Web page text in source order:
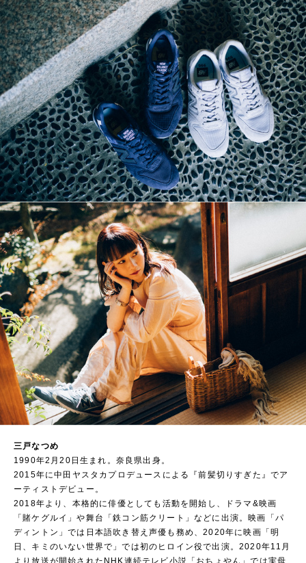
三戸なつめ
1990年2月20日生まれ。奈良県出身。
2015年に中田ヤスタカプロデュースによる『前髪切りすぎた』でア
ーティストデビュー。
2018年より、本格的に俳優としても活動を開始し、ドラマ&映画
「賭ケグルイ」や舞台「鉄コン筋クリート」などに出演。映画「パ
ディントン」では日本語吹き替え声優も務め、2020年に映画「明
日、キミのいない世界で」では初のヒロイン役で出演。2020年11月
より放送が開始されたNHK連続テレビ小説「おちょやん」では実母